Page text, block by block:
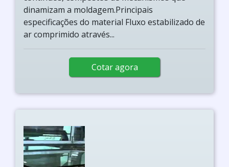
dinamizam a moldagem.Principais
especificações do material Fluxo estabilizado de
ar comprimido através...
Cotar agora